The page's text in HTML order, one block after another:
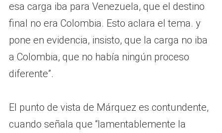
esa carga iba para Venezuela, que el destino
final no era Colombia. Esto aclara el tema. y
pone en evidencia, insisto, que la carga no iba
a Colombia, que no había ningún proceso
diferente”.
El punto de vista de Márquez es contundente,
cuando señala que “lamentablemente la